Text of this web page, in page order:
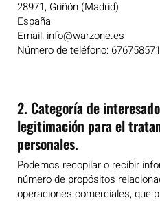
28971, Griñón (Madrid)
España
Email: info@warzone.es
Número de teléfono: 676758571
2. Categoría de
legitimación para el
personales.
Podemos recopilar o recibir
número de propósitos
operaciones comerciales, que